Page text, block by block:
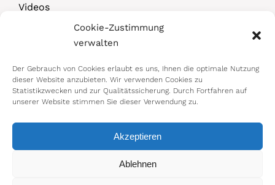
Cookie-Zustimmung
verwalten
Der Gebrauch von Cookies erlaubt es uns, Ihnen die optimale Nutzung
dieser Website anzubieten. Wir verwenden Cookies zu
Statistikzwecken und zur Qualitätssicherung. Durch Fortfahren auf
unserer Website stimmen Sie dieser Verwendung zu.
Akzeptieren
Ablehnen
Videos
© 2026 Bundesministerium für Arbeit,